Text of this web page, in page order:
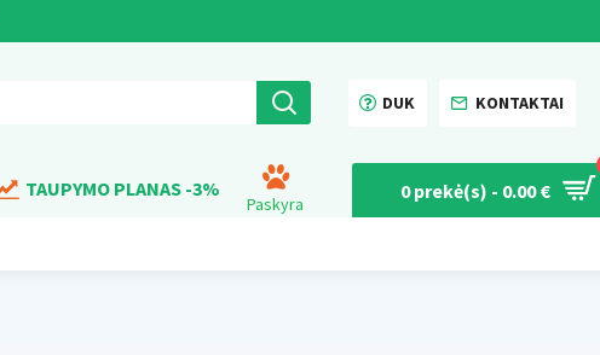
DUK KONTAKTAI
TAUPYMO PLANAS -3%
Paskyra
0 prekė(s) - 0.00 €